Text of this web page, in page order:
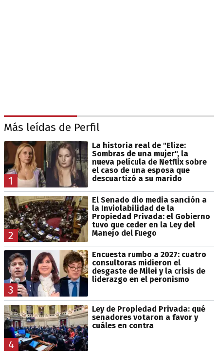
Más leídas de Perfil
1
La historia real de "Elize:
Sombras de una mujer", la
nueva película de Netflix sobre
el caso de una esposa que
descuartizó a su marido
2
El Senado dio media sanción a
la Inviolabilidad de la
Propiedad Privada: el Gobierno
tuvo que ceder en la Ley del
Manejo del Fuego
3
Encuesta rumbo a 2027: cuatro
consultoras midieron el
desgaste de Milei y la crisis de
liderazgo en el peronismo
4
Ley de Propiedad Privada: qué
senadores votaron a favor y
cuáles en contra